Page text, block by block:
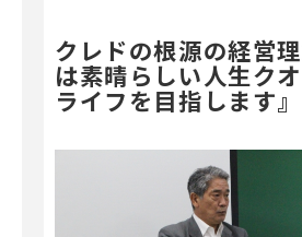
クレドの根源の経営
は素晴らしい人生ク
ライフを目指します』